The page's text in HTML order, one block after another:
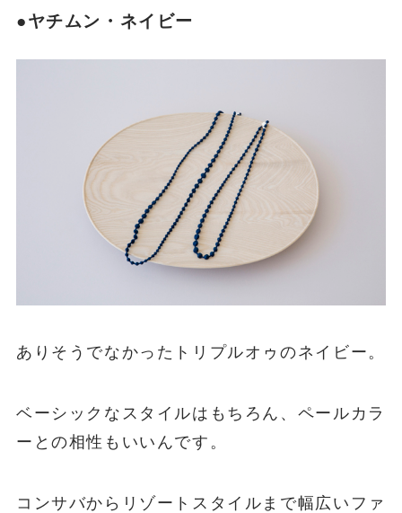
●ヤチムン・ネイビー
ありそうでなかったトリプルオゥのネイビー。
ベーシックなスタイルはもちろん、ペールカラ
ーとの相性もいいんです。
コンサバからリゾートスタイルまで幅広いファ